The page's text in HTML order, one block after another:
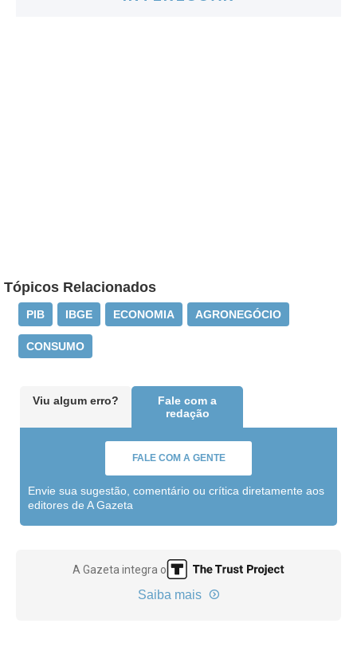
Tópicos Relacionados
PIB IBGE ECONOMIA AGRONEGÓCIO
CONSUMO
Viu algum erro?
Fale com a
redação
FALE COM A GENTE
Envie sua sugestão, comentário ou crítica diretamente aos
editores de A Gazeta
A Gazeta integra o
Saiba mais